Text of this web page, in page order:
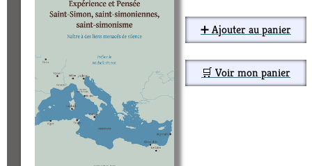
➕ Ajouter au panier
🛒 Voir mon panier